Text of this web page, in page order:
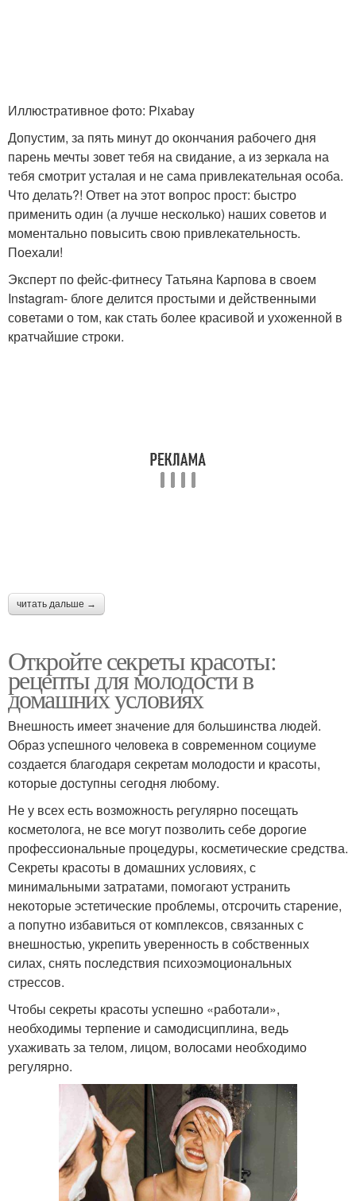
Иллюстративное фото: Pixabay
Допустим, за пять минут до окончания рабочего дня
парень мечты зовет тебя на свидание, а из зеркала на
тебя смотрит усталая и не сама привлекательная особа.
Что делать?! Ответ на этот вопрос прост: быстро
применить один (а лучше несколько) наших советов и
моментально повысить свою привлекательность.
Поехали!
Эксперт по фейс-фитнесу Татьяна Карпова в своем
Instagram- блоге делится простыми и действенными
советами о том, как стать более красивой и ухоженной в
кратчайшие строки.
читать дальше →
Откройте секреты красоты:
рецепты для молодости в
домашних условиях
Внешность имеет значение для большинства людей.
Образ успешного человека в современном социуме
создается благодаря секретам молодости и красоты,
которые доступны сегодня любому.
Не у всех есть возможность регулярно посещать
косметолога, не все могут позволить себе дорогие
профессиональные процедуры, косметические средства.
Секреты красоты в домашних условиях, с
минимальными затратами, помогают устранить
некоторые эстетические проблемы, отсрочить старение,
а попутно избавиться от комплексов, связанных с
внешностью, укрепить уверенность в собственных
силах, снять последствия психоэмоциональных
стрессов.
Чтобы секреты красоты успешно «работали»,
необходимы терпение и самодисциплина, ведь
ухаживать за телом, лицом, волосами необходимо
регулярно.